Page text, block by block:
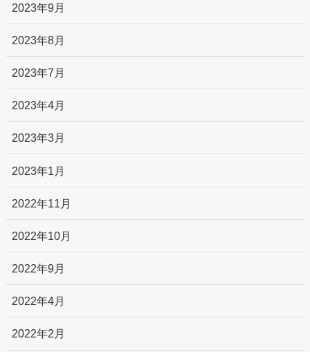
2023年9月
2023年8月
2023年7月
2023年4月
2023年3月
2023年1月
2022年11月
2022年10月
2022年9月
2022年4月
2022年2月